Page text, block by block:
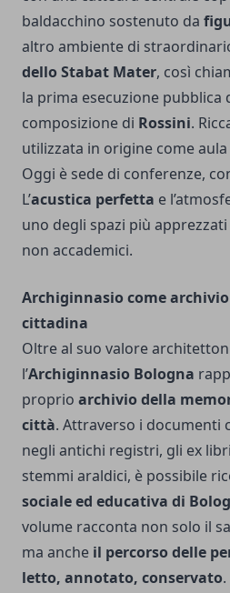
baldacchino sostenuto da
altro ambiente di
dello Stabat Mater, così
la prima esecuzione pubblica
composizione di Rossini.
utilizzata in origine come
Oggi è sede di conferenze,
L’acustica perfetta e
uno degli spazi più
non accademici.
Archiginnasio come
cittadina
Oltre al suo valore
l’Archiginnasio Bologna
proprio archivio della
città. Attraverso i documenti
negli antichi registri, gli ex
stemmi araldici, è possibile
sociale ed educativa di
volume racconta non solo il
ma anche il percorso delle
letto, annotato, conservato